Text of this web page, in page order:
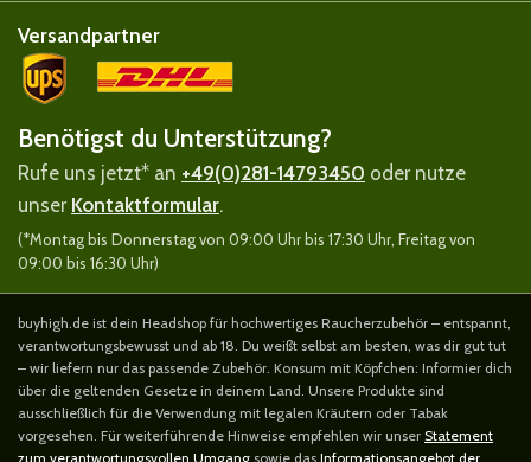
Versandpartner
Benötigst du Unterstützung?
Rufe uns jetzt* an +49(0)281-14793450 oder nutze
unser Kontaktformular.
(*Montag bis Donnerstag von 09:00 Uhr bis 17:30 Uhr, Freitag von
09:00 bis 16:30 Uhr)
buyhigh.de ist dein Headshop für hochwertiges Raucherzubehör – entspannt,
verantwortungsbewusst und ab 18. Du weißt selbst am besten, was dir gut tut
– wir liefern nur das passende Zubehör. Konsum mit Köpfchen: Informier dich
über die geltenden Gesetze in deinem Land. Unsere Produkte sind
ausschließlich für die Verwendung mit legalen Kräutern oder Tabak
vorgesehen. Für weiterführende Hinweise empfehlen wir unser Statement
zum verantwortungsvollen Umgang sowie das Informationsangebot der